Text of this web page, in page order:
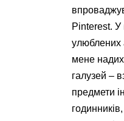
Pinterest. У
улюблених
мене
галузей –
предмети